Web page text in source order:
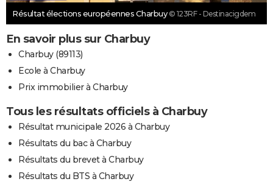
Résultat élections européennes Charbuy © 123RF - Destinacigdem
En savoir plus sur Charbuy
Charbuy (89113)
Ecole à Charbuy
Prix immobilier à Charbuy
Tous les résultats officiels à Charbuy
Résultat municipale 2026 à Charbuy
Résultats du bac à Charbuy
Résultats du brevet à Charbuy
Résultats du BTS à Charbuy